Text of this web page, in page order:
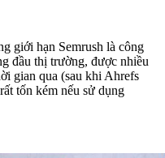
giới hạn Semrush là công
đầu thị trường, được nhiều
gian qua (sau khi Ahrefs
tốn kém nếu sử dụng